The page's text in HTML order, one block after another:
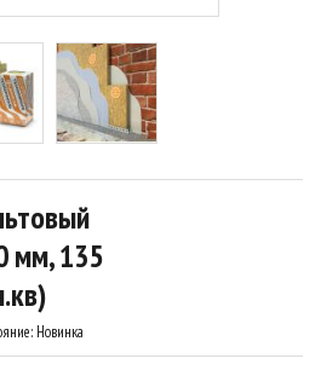
мм, 135
Новинка